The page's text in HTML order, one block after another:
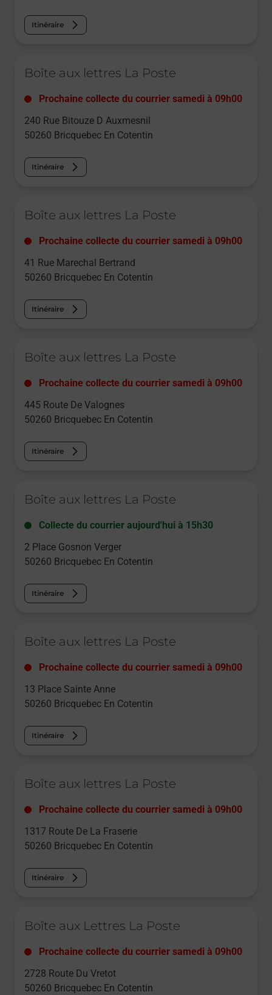
Itinéraire
Boîte aux lettres La Poste
Prochaine collecte du courrier samedi à 09h00
240 Rue Bitouze D Auxmesnil
50260 Bricquebec En Cotentin
Itinéraire
Boîte aux lettres La Poste
Prochaine collecte du courrier samedi à 09h00
41 Rue Marechal Bertrand
50260 Bricquebec En Cotentin
Itinéraire
Boîte aux lettres La Poste
Prochaine collecte du courrier samedi à 09h00
445 Route De Valognes
50260 Bricquebec En Cotentin
Itinéraire
Boîte aux lettres La Poste
Collecte du courrier aujourd'hui à 15h30
2 Place Gosnon Verger
50260 Bricquebec En Cotentin
Itinéraire
Boîte aux lettres La Poste
Prochaine collecte du courrier samedi à 09h00
13 Place Sainte Anne
50260 Bricquebec En Cotentin
Itinéraire
Boîte aux lettres La Poste
Prochaine collecte du courrier samedi à 09h00
1317 Route De La Fraserie
50260 Bricquebec En Cotentin
Itinéraire
Boîte aux Lettres La Poste
Prochaine collecte du courrier samedi à 09h00
2728 Route Du Vretot
50260 Bricquebec En Cotentin